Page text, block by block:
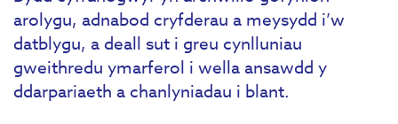
arolygu, adnabod cryfderau a meysydd i’w
datblygu, a deall sut i greu cynlluniau
gweithredu ymarferol i wella ansawdd y
ddarpariaeth a chanlyniadau i blant.